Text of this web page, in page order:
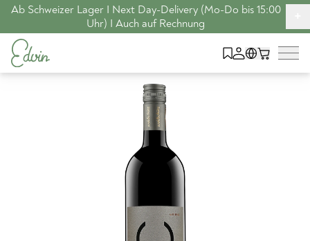
Ab Schweizer Lager I Next Day-Delivery (Mo-Do bis 15:00
Uhr) I Auch auf Rechnung